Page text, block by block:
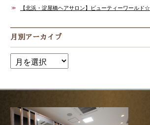
【北浜・淀屋橋ヘアサロン】ビューティーワールド☆
月別アーカイブ